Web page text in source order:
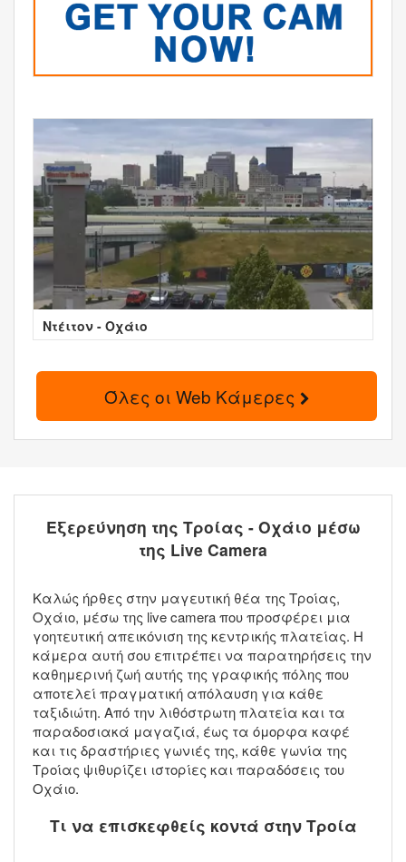
Ντέιτον - Οχάιο
Όλες οι Web Κάμερες
Εξερεύνηση της Τροίας - Οχάιο μέσω
της Live Camera
Καλώς ήρθες στην μαγευτική θέα της Τροίας,
Οχάιο, μέσω της live camera που προσφέρει μια
γοητευτική απεικόνιση της κεντρικής πλατείας. Η
κάμερα αυτή σου επιτρέπει να παρατηρήσεις την
καθημερινή ζωή αυτής της γραφικής πόλης που
αποτελεί πραγματική απόλαυση για κάθε
ταξιδιώτη. Από την λιθόστρωτη πλατεία και τα
παραδοσιακά μαγαζιά, έως τα όμορφα καφέ
και τις δραστήριες γωνιές της, κάθε γωνία της
Τροίας ψιθυρίζει ιστορίες και παραδόσεις του
Οχάιο.
Τι να επισκεφθείς κοντά στην Τροία